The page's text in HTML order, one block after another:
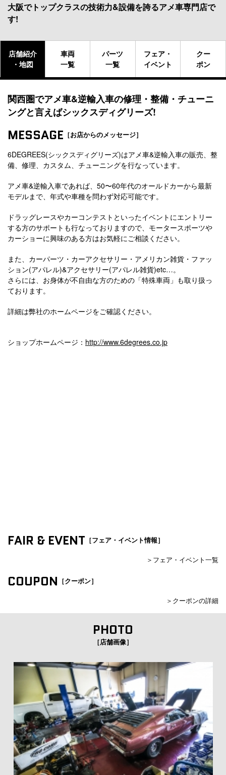
大阪でトップクラスの技術力&設備を誇るアメ車専門店で
す!
店舗紹介
・地図
車両
一覧
パーツ
一覧
フェア・
イベント
クー
ポン
関西圏でアメ車&逆輸入車の修理・整備・チューニ
ングと言えばシックスディグリーズ!
MESSAGE ［お店からのメッセージ］
6DEGREES(シックスディグリーズ)はアメ車&逆輸入車の販売、整
備、修理、カスタム、チューニングを行なっています。
アメ車&逆輸入車であれば、50〜60年代のオールドカーから最新
モデルまで、年式や車種を問わず対応可能です。
ドラッグレースやカーコンテストといったイベントにエントリー
する方のサポートも行なっておりますので、モータースポーツや
カーショーに興味のある方はお気軽にご相談ください。
また、カーパーツ・カーアクセサリー・アメリカン雑貨・ファッ
ション(アパレル)&アクセサリー(アパレル雑貨)etc…。
さらには、お身体が不自由な方のための「特殊車両」も取り扱っ
ております。
詳細は弊社のホームページをご確認ください。
ショップホームページ： http://www.6degrees.co.jp
FAIR & EVENT ［フェア・イベント情報］
＞フェア・イベント一覧
COUPON ［クーポン］
＞クーポンの詳細
PHOTO
［店舗画像］